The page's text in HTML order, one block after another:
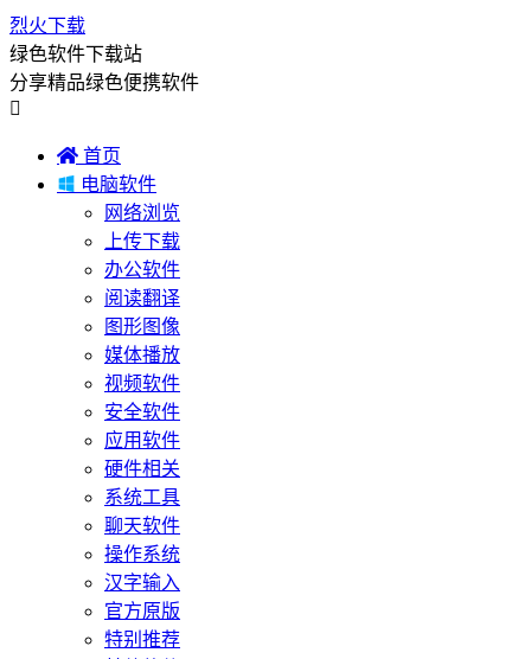
烈火下载
绿色软件下载站
分享精品绿色便携软件

 首页
 电脑软件
网络浏览
上传下载
办公软件
阅读翻译
图形图像
媒体播放
视频软件
安全软件
应用软件
硬件相关
系统工具
聊天软件
操作系统
汉字输入
官方原版
特别推荐